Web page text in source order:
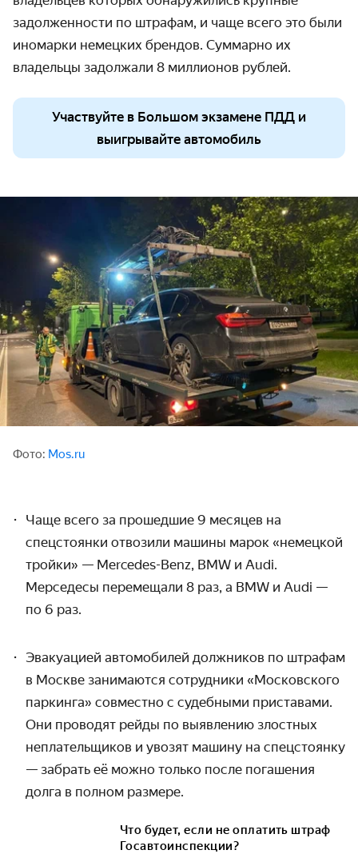
задолженности по штрафам, и чаще всего это были
иномарки немецких брендов. Суммарно их
владельцы задолжали 8 миллионов рублей.
Участвуйте в Большом экзамене ПДД и
выигрывайте автомобиль
Фото: Mos.ru
Чаще всего за прошедшие 9 месяцев на
спецстоянки отвозили машины марок «немецкой
тройки» — Mercedes-Benz, BMW и Audi.
Мерседесы перемещали 8 раз, а BMW и Audi —
по 6 раз.
Эвакуацией автомобилей должников по штрафам
в Москве занимаются сотрудники «Московского
паркинга» совместно с судебными приставами.
Они проводят рейды по выявлению злостных
неплательщиков и увозят машину на спецстоянку
— забрать её можно только после погашения
долга в полном размере.
Что будет, если не оплатить штраф
Госавтоинспекции?